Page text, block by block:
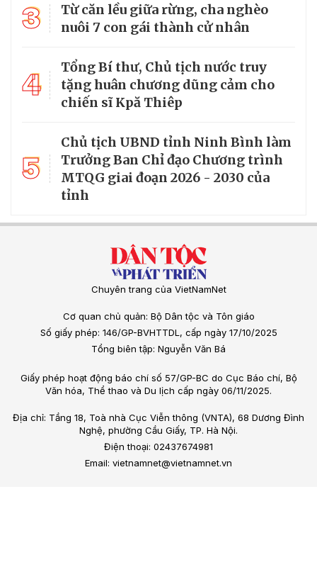
3
Từ căn lều giữa rừng, cha nghèo
nuôi 7 con gái thành cử nhân
4
Tổng Bí thư, Chủ tịch nước truy
tặng huân chương dũng cảm cho
chiến sĩ Kpă Thiêp
5
Chủ tịch UBND tỉnh Ninh Bình làm
Trưởng Ban Chỉ đạo Chương trình
MTQG giai đoạn 2026 - 2030 của
tỉnh
Chuyên trang của VietNamNet
Cơ quan chủ quản: Bộ Dân tộc và Tôn giáo
Số giấy phép: 146/GP-BVHTTDL, cấp ngày 17/10/2025
Tổng biên tập: Nguyễn Văn Bá
Giấy phép hoạt động báo chí số 57/GP-BC do Cục Báo chí, Bộ
Văn hóa, Thể thao và Du lịch cấp ngày 06/11/2025.
Địa chỉ: Tầng 18, Toà nhà Cục Viễn thông (VNTA), 68 Dương Đình
Nghệ, phường Cầu Giấy, TP. Hà Nội.
Điện thoại: 02437674981
Email: vietnamnet@vietnamnet.vn